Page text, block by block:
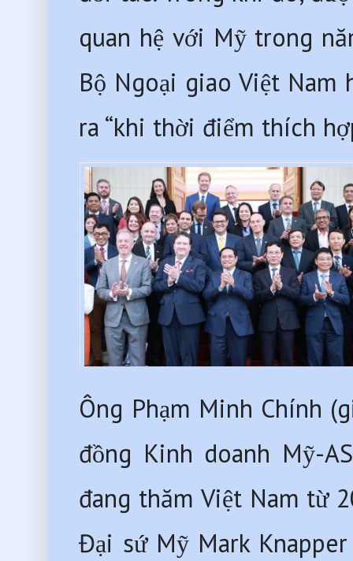
quan hệ với Mỹ trong
Bộ Ngoại giao Việt Nam
ra “khi thời điểm thích
Ông Phạm Minh Chính
đồng Kinh doanh Mỹ-
đang thăm Việt Nam từ
Đại sứ Mỹ Mark